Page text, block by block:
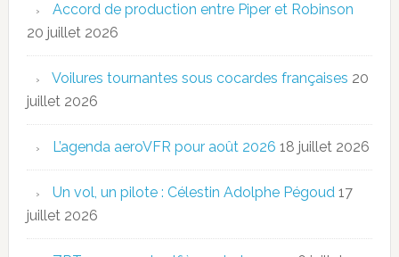
Accord de production entre Piper et Robinson
20 juillet 2026
Voilures tournantes sous cocardes françaises 20
juillet 2026
L’agenda aeroVFR pour août 2026 18 juillet 2026
Un vol, un pilote : Célestin Adolphe Pégoud 17
juillet 2026